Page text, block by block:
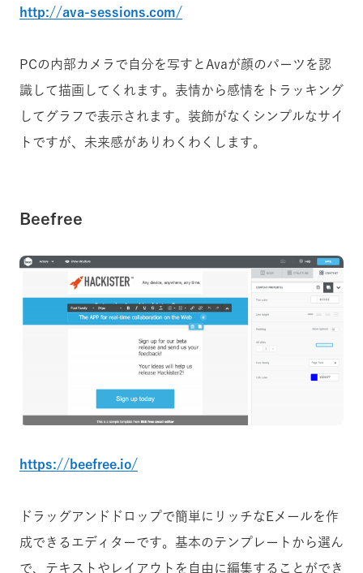
http://ava-sessions.com/
PCの内部カメラで自分を写すとAvaが顔のパーツを認
識して描画してくれます。表情から感情をトラッキング
してグラフで表示されます。装飾がなくシンプルなサイ
トですが、未来感がありわくわくします。
Beefree
https://beefree.io/
ドラッグアンドドロップで簡単にリッチなEメールを作
成できるエディターです。基本のテンプレートから選ん
で、テキストやレイアウトを自由に編集することができ